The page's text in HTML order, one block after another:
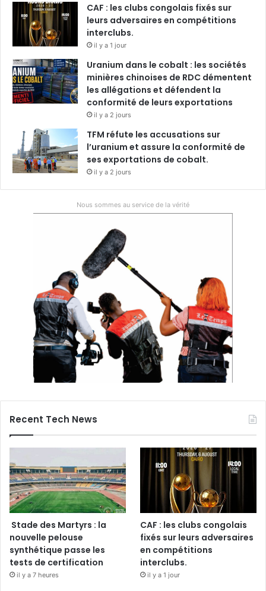
CAF : les clubs congolais fixés sur
leurs adversaires en compétitions
interclubs.
il y a 1 jour
Uranium dans le cobalt : les sociétés
minières chinoises de RDC démentent
les allégations et défendent la
conformité de leurs exportations
il y a 2 jours
TFM réfute les accusations sur
l’uranium et assure la conformité de
ses exportations de cobalt.
il y a 2 jours
Nous sommes au service de la vérité
Recent Tech News
Stade des Martyrs : la
nouvelle pelouse
synthétique passe les
tests de certification
il y a 7 heures
CAF : les clubs congolais
fixés sur leurs adversaires
en compétitions
interclubs.
il y a 1 jour